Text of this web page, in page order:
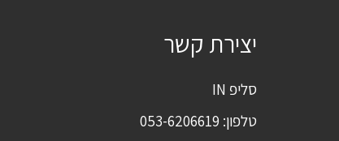
יצירת קשר
סליפ IN
טלפון: 053-6206619